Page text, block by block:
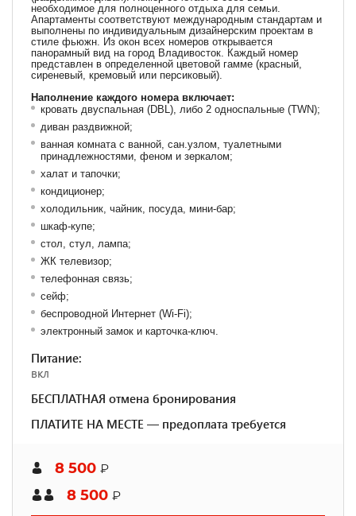
необходимое для полноценного отдыха для семьи.
Апартаменты соответствуют международным стандартам и
выполнены по индивидуальным дизайнерским проектам в
стиле фьюжн. Из окон всех номеров открывается
панорамный вид на город Владивосток. Каждый номер
представлен в определенной цветовой гамме (красный,
сиреневый, кремовый или персиковый).
Наполнение каждого номера включает:
кровать двуспальная (DBL), либо 2 односпальные (TWN);
диван раздвижной;
ванная комната с ванной, сан.узлом, туалетными
принадлежностями, феном и зеркалом;
халат и тапочки;
кондиционер;
холодильник, чайник, посуда, мини-бар;
шкаф-купе;
стол, стул, лампа;
ЖК телевизор;
телефонная связь;
сейф;
беспроводной Интернет (Wi-Fi);
электронный замок и карточка-ключ.
Питание:
вкл
БЕСПЛАТНАЯ отмена бронирования
ПЛАТИТЕ НА МЕСТЕ — предоплата требуется
8 500 ₽
8 500 ₽